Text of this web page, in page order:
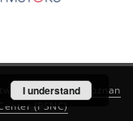
created by
Poznan
(PSNC)
I understand